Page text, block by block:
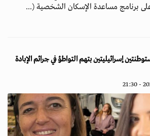
برنامج مساعدة الإسكان الشخصية (...
إسرائيليتين بتهم التواطؤ في جرائم الإبادة